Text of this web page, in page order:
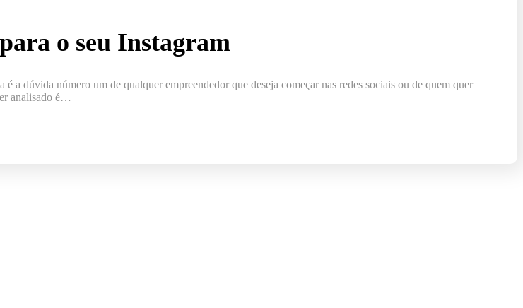
o seu Instagram
a dúvida número um de qualquer empreendedor que deseja começar nas redes sociais ou de quem quer
analisado é…